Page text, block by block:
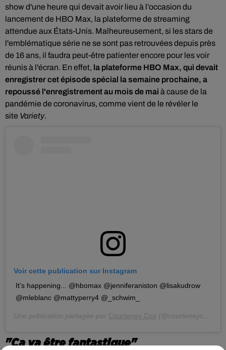
show d'une heure qui devait avoir lieu à l’occasion du
lancement de HBO Max, la plateforme de streaming
attendue aux États-Unis. Malheureusement, si les stars de
l'emblématique série ne se sont pas retrouvées depuis près
de 16 ans, il faudra peut-être patienter encore pour les voir
réunis à l'écran. En effet, la plateforme HBO Max, qui devait
enregistrer cet épisode spécial la semaine prochaine, a
repoussé l'enregistrement au mois de mai à cause de la
pandémie de coronavirus, comme vient de le révéler le
site Variety.
Voir cette publication sur Instagram
It’s happening... @hbomax @jenniferaniston @lisakudrow
@mleblanc @mattyperry4 @_schwim_
Une publication partagée par Courteney Cox (@courteneycoxofficial) le
"Ça va être fantastique"